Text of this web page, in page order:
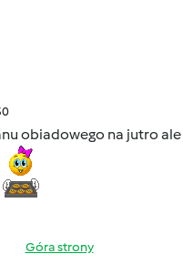
obiadowego na jutro
Góra strony